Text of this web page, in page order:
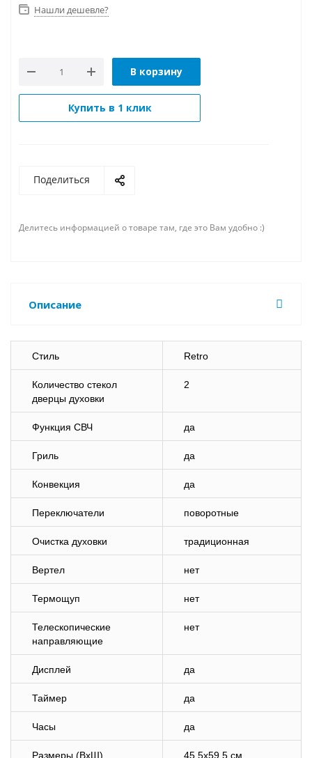
Нашли дешевле?
В корзину
Купить в 1 клик
Поделиться
Делитесь информацией о товаре там, где это Вам удобно :)
Описание
Стиль Retro
Количество стекол
дверцы духовки
2
Функция СВЧ да
Гриль да
Конвекция да
Переключатели поворотные
Очистка духовки традиционная
Вертел нет
Термощуп нет
Телескопические
направляющие
нет
Дисплей да
Таймер да
Часы да
Размеры (ВхШ) 45 ,5х59,5 см